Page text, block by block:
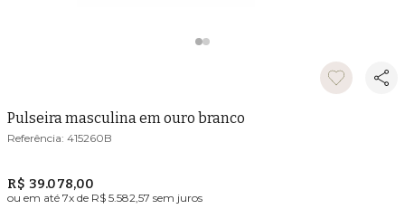
Pulseira masculina em ouro branco
415260B
R$ 39.078,00
ou em até 7x de R$ 5.582,57 sem juros